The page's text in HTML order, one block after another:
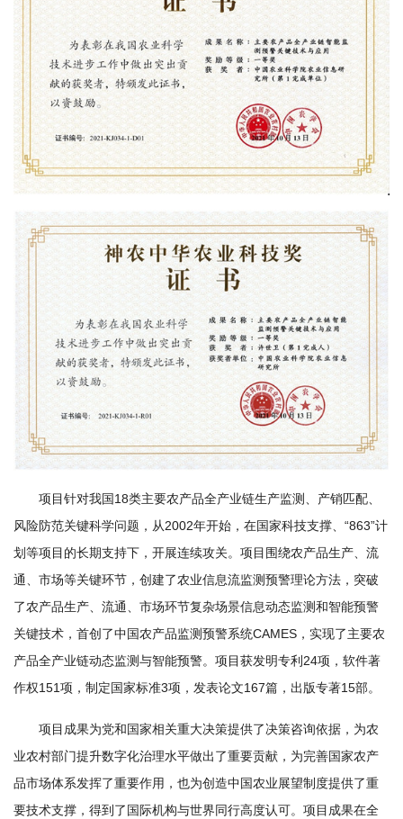
研
生
培
图
书
馆
期
刊
党
园
项目针对我国18类主要农产品全产业链生产监测、产销匹配、
风险防范关键科学问题，从2002年开始，在国家科技支撑、“863”计
划等项目的长期支持下，开展连续攻关。项目围绕农产品生产、流
通、市场等关键环节，创建了农业信息流监测预警理论方法，突破
了农产品生产、流通、市场环节复杂场景信息动态监测和智能预警
关键技术，首创了中国农产品监测预警系统CAMES，实现了主要农
产品全产业链动态监测与智能预警。项目获发明专利24项，软件著
作权151项，制定国家标准3项，发表论文167篇，出版专著15部。
项目成果为党和国家相关重大决策提供了决策咨询依据，为农
业农村部门提升数字化治理水平做出了重要贡献，为完善国家农产
品市场体系发挥了重要作用，也为创造中国农业展望制度提供了重
要技术支撑，得到了国际机构与世界同行高度认可。项目成果在全